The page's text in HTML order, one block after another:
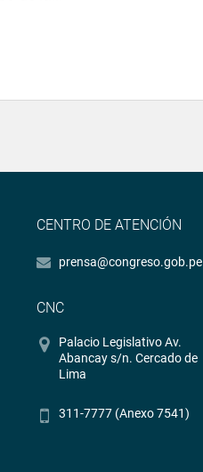
CENTRO DE ATENCIÓN
prensa@congreso.gob.pe
CNC
Palacio Legislativo Av.
Abancay s/n. Cercado de
Lima
311-7777 (Anexo 7541)